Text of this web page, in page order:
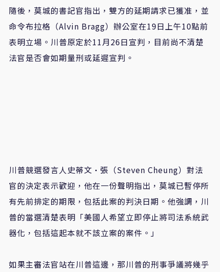
隨後，莫城的書記官指出，雙方的延期請求已獲准，並
命令布拉格（Alvin Bragg）辦公室在19日上午10點前
表明立場。川普原定於11月26日宣判，目前尚不清楚
法官是否會如期量刑或延遲宣判。
川普競選發言人史蒂文·張（Steven Cheung）對法
官的決定表示歡迎，他在一份聲明指出，莫城已暫停所
有先前排定的期限，包括此案的判決日期。他強調，川
普的當選清楚表明「美國人希望立即停止將司法系統武
器化，包括這起本就不該立案的案件。」
如果主審法官站在川普這邊，那川普的刑事爭議將幾乎